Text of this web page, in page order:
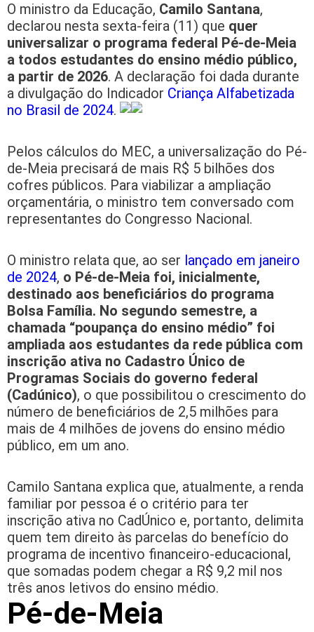
O ministro da Educação, Camilo Santana,
declarou nesta sexta-feira (11) que quer
universalizar o programa federal Pé-de-Meia
a todos estudantes do ensino médio público,
a partir de 2026. A declaração foi dada durante
a divulgação do Indicador Criança Alfabetizada
no Brasil de 2024.
Pelos cálculos do MEC, a universalização do Pé-
de-Meia precisará de mais R$ 5 bilhões dos
cofres públicos. Para viabilizar a ampliação
orçamentária, o ministro tem conversado com
representantes do Congresso Nacional.
O ministro relata que, ao ser lançado em janeiro
de 2024, o Pé-de-Meia foi, inicialmente,
destinado aos beneficiários do programa
Bolsa Família. No segundo semestre, a
chamada “poupança do ensino médio” foi
ampliada aos estudantes da rede pública com
inscrição ativa no Cadastro Único de
Programas Sociais do governo federal
(Cadúnico), o que possibilitou o crescimento do
número de beneficiários de 2,5 milhões para
mais de 4 milhões de jovens do ensino médio
público, em um ano.
Camilo Santana explica que, atualmente, a renda
familiar por pessoa é o critério para ter
inscrição ativa no CadÚnico e, portanto, delimita
quem tem direito às parcelas do benefício do
programa de incentivo financeiro-educacional,
que somadas podem chegar a R$ 9,2 mil nos
três anos letivos do ensino médio.
Pé-de-Meia